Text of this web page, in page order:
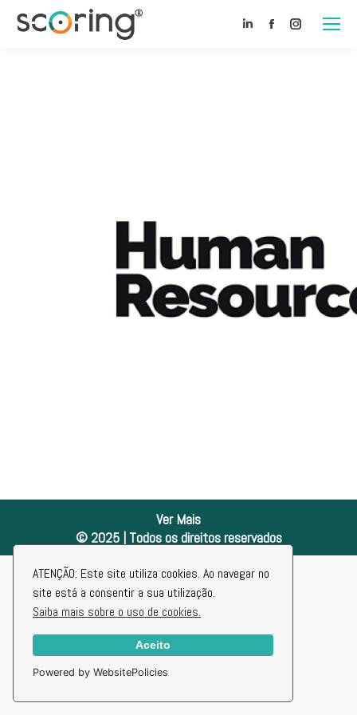
ATENÇÃO: Este site utiliza cookies. Ao navegar no
site está a consentir a sua utilização.
Saiba mais sobre o uso de cookies.
Aceito
Powered by WebsitePolicies
LinkedinFacebook
Instagram
Ver Mais
© 2025 | Todos os direitos reservados